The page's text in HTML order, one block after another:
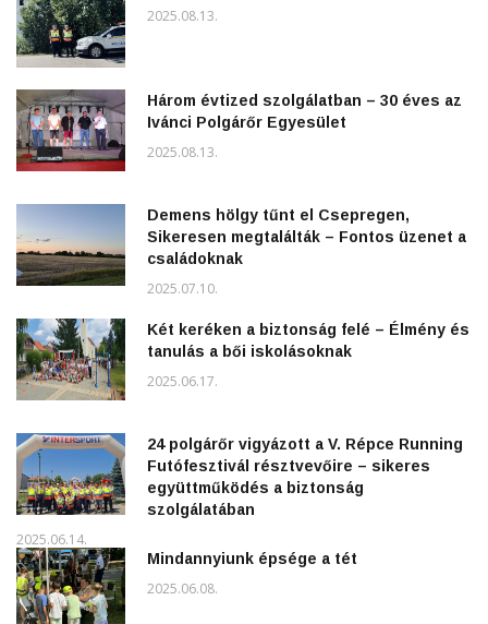
2025.08.13.
Három évtized szolgálatban – 30 éves az
Ivánci Polgárőr Egyesület
2025.08.13.
Demens hölgy tűnt el Csepregen,
Sikeresen megtalálták – Fontos üzenet a
családoknak
2025.07.10.
Két keréken a biztonság felé – Élmény és
tanulás a bői iskolásoknak
2025.06.17.
24 polgárőr vigyázott a V. Répce Running
Futófesztivál résztvevőire – sikeres
együttműködés a biztonság
szolgálatában
2025.06.14.
Mindannyiunk épsége a tét
2025.06.08.